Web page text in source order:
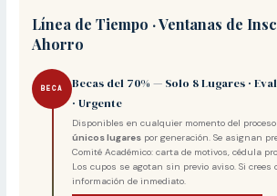
Línea de Tiempo · Ventanas de
Ahorro
BECA
Becas del 70% — Solo 8 Lugares ·
· Urgente
Disponibles en cualquier momento del
únicos lugares por generación. Se asignan
Comité Académico: carta de motivos, cédula
Los cupos se agotan sin previo aviso. Si
información de inmediato.